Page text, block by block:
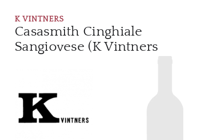
K VINTNERS
Casasmith Cinghiale
Sangiovese (K Vintners